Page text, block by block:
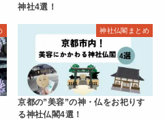
神社4選！
神社仏閣まとめ
京都の”美容”の神・仏をお祀りす
る神社仏閣4選！